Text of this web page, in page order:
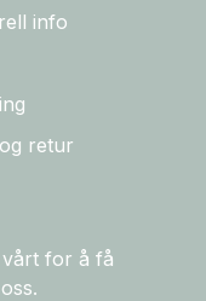
info
retur
vårt for å få